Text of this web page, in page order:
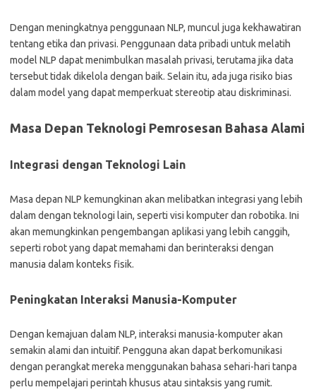
Dengan meningkatnya penggunaan NLP, muncul juga kekhawatiran
tentang etika dan privasi. Penggunaan data pribadi untuk melatih
model NLP dapat menimbulkan masalah privasi, terutama jika data
tersebut tidak dikelola dengan baik. Selain itu, ada juga risiko bias
dalam model yang dapat memperkuat stereotip atau diskriminasi.
Masa Depan Teknologi Pemrosesan Bahasa Alami
Integrasi dengan Teknologi Lain
Masa depan NLP kemungkinan akan melibatkan integrasi yang lebih
dalam dengan teknologi lain, seperti visi komputer dan robotika. Ini
akan memungkinkan pengembangan aplikasi yang lebih canggih,
seperti robot yang dapat memahami dan berinteraksi dengan
manusia dalam konteks fisik.
Peningkatan Interaksi Manusia-Komputer
Dengan kemajuan dalam NLP, interaksi manusia-komputer akan
semakin alami dan intuitif. Pengguna akan dapat berkomunikasi
dengan perangkat mereka menggunakan bahasa sehari-hari tanpa
perlu mempelajari perintah khusus atau sintaksis yang rumit.